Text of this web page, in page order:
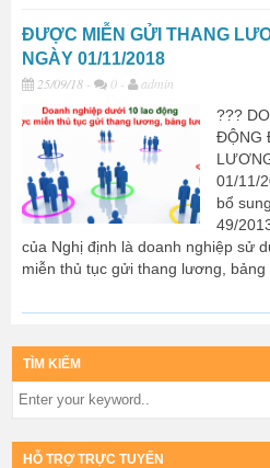
ĐƯỢC MIỄN GỬI THANG
NGÀY 01/11/2018
25/09/18 - 0 -
admin
???
ĐỘNG
01/11/
bổ
49/
của Nghị định là doanh nghiệp sử
miễn thủ tục gửi thang lương, bảng
TÌM KIẾM
HỖ TRỢ TRỰC TUYẾN